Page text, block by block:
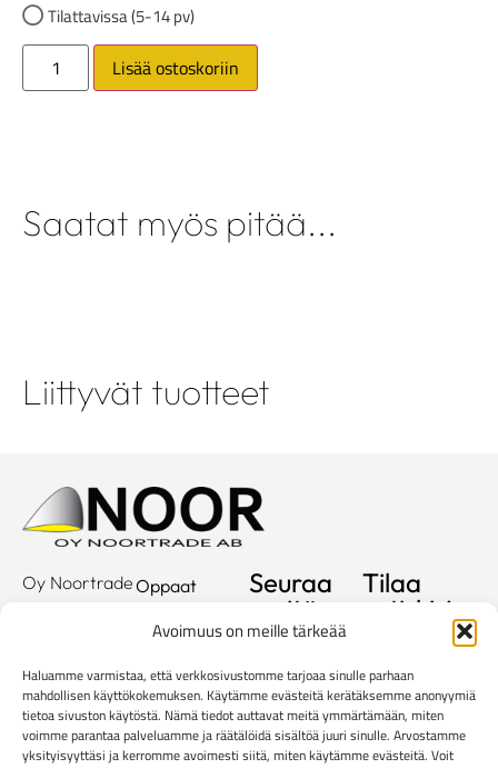
Avoimuus on meille tärkeää
Haluamme varmistaa, että verkkosivustomme tarjoaa sinulle parhaan
mahdollisen käyttökokemuksen. Käytämme evästeitä kerätäksemme anonyymiä
tietoa sivuston käytöstä. Nämä tiedot auttavat meitä ymmärtämään, miten
voimme parantaa palveluamme ja räätälöidä sisältöä juuri sinulle. Arvostamme
yksityisyyttäsi ja kerromme avoimesti siitä, miten käytämme evästeitä. Voit
Tilattavissa (5-14 pv)
Lisää ostoskoriin
Saatat myös pitää...
Liittyvät tuotteet
Oy Noortrade
Hallimestarinkatu
20780
Kaarina
info@noortrade.fi
Oppaat
Kuvastot
Showroom
Yritys
Yhteystiedot
Seuraa
meitä
Tilaa
uutiskirje